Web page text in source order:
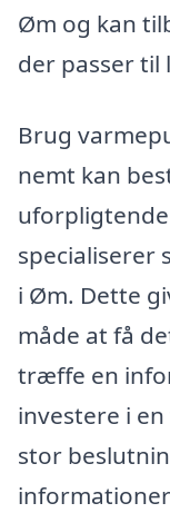
Øm og kan
der passer til
Brug
nemt kan
specialiserer
i Øm. Dette
måde at få
træffe en
investere i
stor